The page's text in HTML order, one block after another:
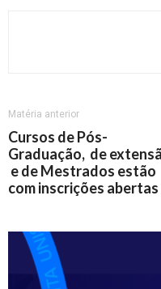
Matéria anterior
Cursos de Pós-
Graduação, de
e de Mestrados estão
com inscrições abertas